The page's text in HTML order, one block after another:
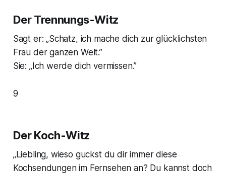
Der Trennungs-Witz
Sagt er: „Schatz, ich mache dich zur glücklichsten
Frau der ganzen Welt.”
Sie: „Ich werde dich vermissen.”
9
Der Koch-Witz
„Liebling, wieso guckst du dir immer diese
Kochsendungen im Fernsehen an? Du kannst doch